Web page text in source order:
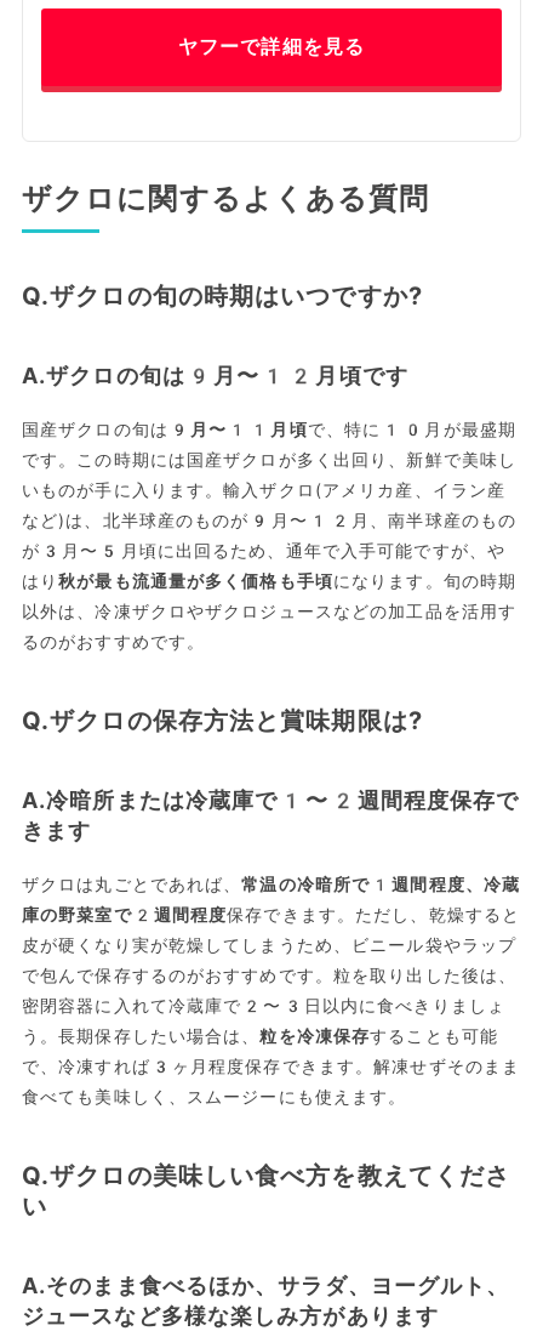
ヤフーで詳細を見る
ザクロに関するよくある質問
Q.ザクロの旬の時期はいつですか?
A.ザクロの旬は9月〜12月頃です
国産ザクロの旬は 9月〜11月頃で、特に10月が最盛期
です。この時期には国産ザクロが多く出回り、新鮮で美味し
いものが手に入ります。輸入ザクロ(アメリカ産、イラン産
など)は、北半球産のものが9月〜12月、南半球産のもの
が3月〜5月頃に出回るため、通年で入手可能ですが、や
はり秋が最も流通量が多く価格も手頃になります。旬の時期
以外は、冷凍ザクロやザクロジュースなどの加工品を活用す
るのがおすすめです。
Q.ザクロの保存方法と賞味期限は?
A.冷暗所または冷蔵庫で1〜2週間程度保存で
きます
ザクロは丸ごとであれば、常温の冷暗所で1週間程度、冷蔵
庫の野菜室で2週間程度保存できます。ただし、乾燥すると
皮が硬くなり実が乾燥してしまうため、ビニール袋やラップ
で包んで保存するのがおすすめです。粒を取り出した後は、
密閉容器に入れて冷蔵庫で2〜3日以内に食べきりましょ
う。長期保存したい場合は、粒を冷凍保存することも可能
で、冷凍すれば3ヶ月程度保存できます。解凍せずそのまま
食べても美味しく、スムージーにも使えます。
Q.ザクロの美味しい食べ方を教えてくださ
い
A.そのまま食べるほか、サラダ、ヨーグルト、
ジュースなど多様な楽しみ方があります